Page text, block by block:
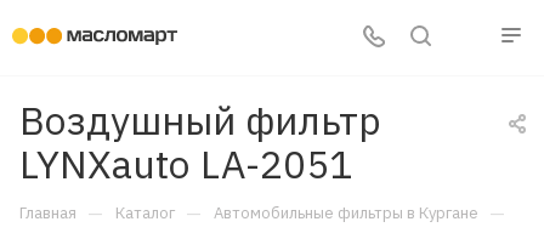
Воздушный фильтр
LYNXauto LA-2051
Главная — Каталог — Автомобильные фильтры в Кургане —